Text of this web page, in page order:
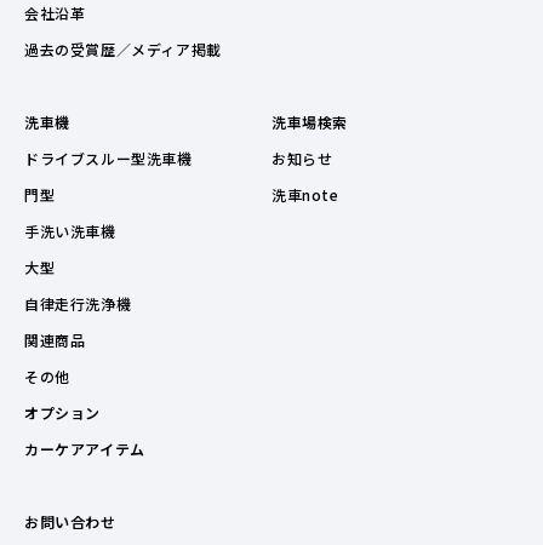
会社沿革
過去の受賞歴／メディア掲載
洗車機
ドライブスルー型洗車機
門型
手洗い洗車機
大型
自律走行洗浄機
関連商品
その他
オプション
カーケアアイテム
洗車場検索
お知らせ
洗車note
お問い合わせ